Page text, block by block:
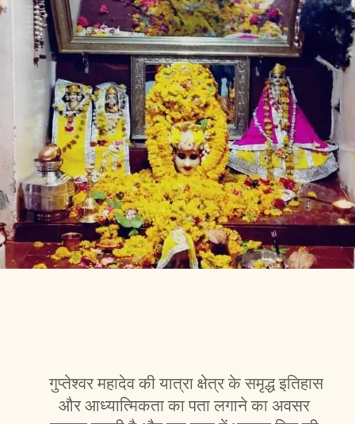
गुप्तेश्वर महादेव की यात्रा क्षेत्र के समृद्ध इतिहास
और आध्यात्मिकता का पता लगाने का अवसर